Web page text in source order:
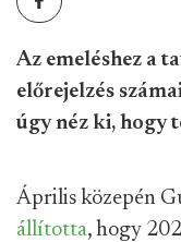
Az emeléshez a
előrejelzés
úgy néz ki, hogy
Április közepén
állította, hogy